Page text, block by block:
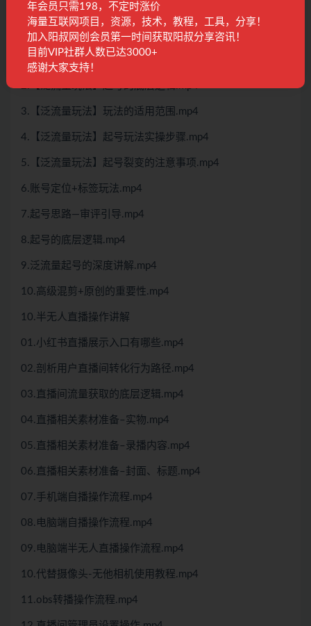
12.付费推广操作细节.mp4
09.泛流量玩法操作思路讲解
1.【泛流量玩法】什么是泛流量起号玩法.mp4
3.【泛流量玩法】玩法的适用范围.mp4
4.【泛流量玩法】起号玩法实操步骤.mp4
5.【泛流量玩法】起号裂变的注意事项.mp4
6.账号定位+标签玩法.mp4
7.起号思路—审评引导.mp4
8.起号的底层逻辑.mp4
9.泛流量起号的深度讲解.mp4
10.高级混剪+原创的重要性.mp4
10.半无人直播操作讲解
01.小红书直播展示入口有哪些.mp4
02.剖析用户直播间转化行为路径.mp4
03.直播间流量获取的底层逻辑.mp4
04.直播相关素材准备–实物.mp4
05.直播相关素材准备–录播内容.mp4
06.直播相关素材准备–封面、标题.mp4
07.手机端自播操作流程.mp4
08.电脑端自播操作流程.mp4
09.电脑端半无人直播操作流程.mp4
10.代替摄像头-无他相机使用教程.mp4
11.obs转播操作流程.mp4
年会员只需198，不定时涨价
海量互联网项目，资源，技术，教程，工具，分享！
加入阳叔网创会员第一时间获取阳叔分享咨讯！
目前VIP社群人数已达3000+
感谢大家支持！